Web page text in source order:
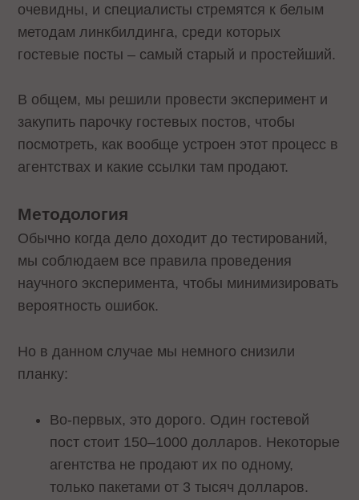
очевидны, и специалисты стремятся к белым
методам линкбилдинга, среди которых
гостевые посты – самый старый и простейший.
В общем, мы решили провести эксперимент и
закупить парочку гостевых постов, чтобы
посмотреть, как вообще устроен этот процесс в
агентствах и какие ссылки там продают.
Методология
Обычно когда дело доходит до тестирований,
мы соблюдаем все правила проведения
научного эксперимента, чтобы минимизировать
вероятность ошибок.
Но в данном случае мы немного снизили
планку:
Во-первых, это дорого. Один гостевой
пост стоит 150–1000 долларов. Некоторые
агентства не продают их по одному,
только пакетами от 3 тысяч долларов.